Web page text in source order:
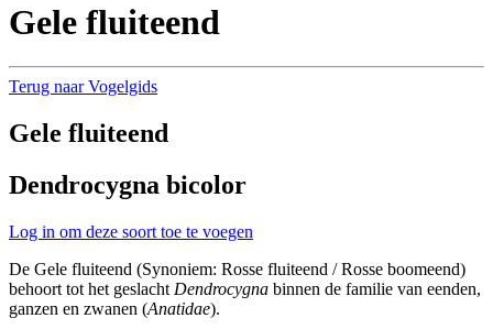
Gele fluiteend
Terug naar Vogelgids
Gele fluiteend
Dendrocygna bicolor
Log in om deze soort toe te voegen
De Gele fluiteend (Synoniem: Rosse fluiteend / Rosse boomeend)
behoort tot het geslacht Dendrocygna binnen de familie van eenden,
ganzen en zwanen (Anatidae).